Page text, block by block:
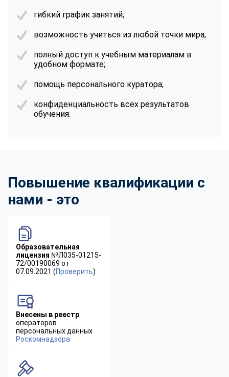
гибкий график занятий;
возможность учиться из любой точки мира;
полный доступ к учебным материалам в
удобном формате;
помощь персонального куратора;
конфиденциальность всех результатов
обучения.
Повышение квалификации с
нами - это
Образовательная
лицензия №Л035-01215-
72/00190069 от
07.09.2021 (Проверить)
Внесены в реестр
операторов
персональных данных
Роскомнадзора